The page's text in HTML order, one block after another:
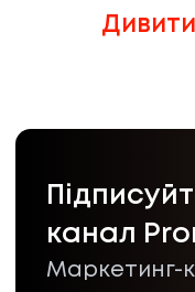
канал
Маркетинг-